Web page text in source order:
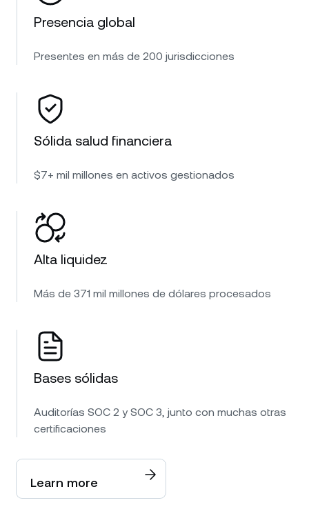
Presencia global
Presentes en más de 200 jurisdicciones
Sólida salud financiera
$7+ mil millones en activos gestionados
Alta liquidez
Más de 371 mil millones de dólares procesados
Bases sólidas
Auditorías SOC 2 y SOC 3, junto con muchas otras
certificaciones
Learn more